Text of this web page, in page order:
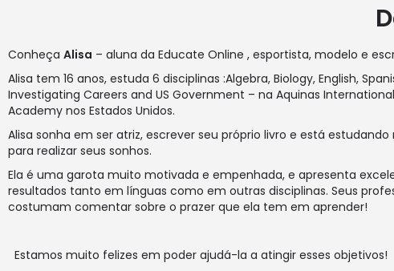
Conheça Alisa – aluna da Educate Online , esportista, modelo e
Alisa tem 16 anos, estuda 6 disciplinas :Algebra, Biology, English,
Investigating Careers and US Government – na Aquinas International
Academy nos Estados Unidos.
Alisa sonha em ser atriz, escrever seu próprio livro e está
para realizar seus sonhos.
Ela é uma garota muito motivada e empenhada, e apresenta
resultados tanto em línguas como em outras disciplinas. Seus
costumam comentar sobre o prazer que ela tem em aprender!
Estamos muito felizes em poder ajudá-la a atingir esses objetivos!